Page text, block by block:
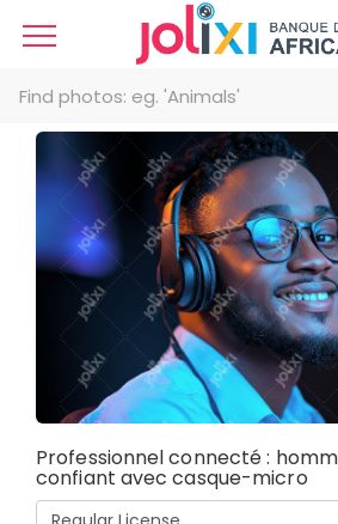
Professionnel connecté :
confiant avec casque-micro